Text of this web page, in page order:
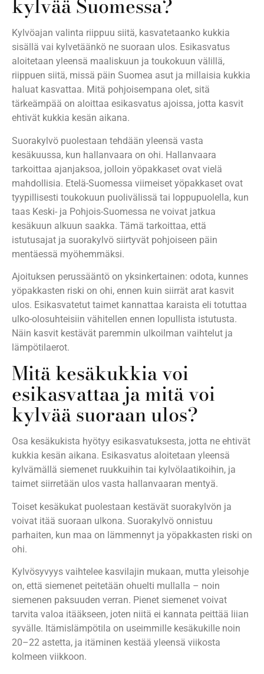
kylvää Suomessa?
Kylvöajan valinta riippuu siitä, kasvatetaanko kukkia
sisällä vai kylvetäänkö ne suoraan ulos. Esikasvatus
aloitetaan yleensä maaliskuun ja toukokuun välillä,
riippuen siitä, missä päin Suomea asut ja millaisia kukkia
haluat kasvattaa. Mitä pohjoisempana olet, sitä
tärkeämpää on aloittaa esikasvatus ajoissa, jotta kasvit
ehtivät kukkia kesän aikana.
Suorakylvö puolestaan tehdään yleensä vasta
kesäkuussa, kun hallanvaara on ohi. Hallanvaara
tarkoittaa ajanjaksoa, jolloin yöpakkaset ovat vielä
mahdollisia. Etelä-Suomessa viimeiset yöpakkaset ovat
tyypillisesti toukokuun puolivälissä tai loppupuolella, kun
taas Keski- ja Pohjois-Suomessa ne voivat jatkua
kesäkuun alkuun saakka. Tämä tarkoittaa, että
istutusajat ja suorakylvö siirtyvät pohjoiseen päin
mentäessä myöhemmäksi.
Ajoituksen perussääntö on yksinkertainen: odota, kunnes
yöpakkasten riski on ohi, ennen kuin siirrät arat kasvit
ulos. Esikasvatetut taimet kannattaa karaista eli totuttaa
ulko-olosuhteisiin vähitellen ennen lopullista istutusta.
Näin kasvit kestävät paremmin ulkoilman vaihtelut ja
lämpötilaerot.
Mitä kesäkukkia voi
esikasvattaa ja mitä voi
kylvää suoraan ulos?
Osa kesäkukista hyötyy esikasvatuksesta, jotta ne ehtivät
kukkia kesän aikana. Esikasvatus aloitetaan yleensä
kylvämällä siemenet ruukkuihin tai kylvölaatikoihin, ja
taimet siirretään ulos vasta hallanvaaran mentyä.
Toiset kesäkukat puolestaan kestävät suorakylvön ja
voivat itää suoraan ulkona. Suorakylvö onnistuu
parhaiten, kun maa on lämmennyt ja yöpakkasten riski on
ohi.
Kylvösyvyys vaihtelee kasvilajin mukaan, mutta yleisohje
on, että siemenet peitetään ohuelti mullalla – noin
siemenen paksuuden verran. Pienet siemenet voivat
tarvita valoa itääkseen, joten niitä ei kannata peittää liian
syvälle. Itämislämpötila on useimmille kesäkukille noin
20–22 astetta, ja itäminen kestää yleensä viikosta
kolmeen viikkoon.